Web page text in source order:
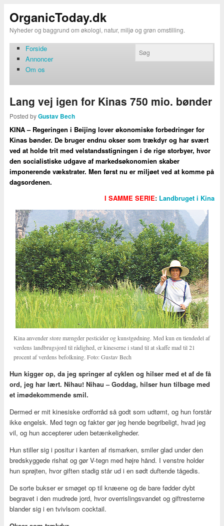
OrganicToday.dk
Nyheder og baggrund om økologi, natur, miljø og grøn omstilling.
Forside
Annoncer
Om os
Lang vej igen for Kinas 750 mio. bønder
Posted byGustav Bech
KINA – Regeringen i Beijing lover økonomiske forbedringer for
Kinas bønder. De bruger endnu okser som trækdyr og har svært
ved at holde trit med velstandsstigningen i de rige storbyer, hvor
den socialistiske udgave af markedsøkonomien skaber
imponerende vækstrater. Men først nu er miljøet ved at komme på
dagsordenen.
I SAMME SERIE: Landbruget i Kina
Kina anvender store mængder pesticider og kunstgødning. Med kun en tiendedel af
verdens landbrugsjord til rådighed, er kineserne i stand til at skaffe mad til 21
procent af verdens befolkning. Foto: Gustav Bech
Hun kigger op, da jeg springer af cyklen og hilser med et af de få
ord, jeg har lært. Nihau! Nihau – Goddag, hilser hun tilbage med
et imødekommende smil.
Dermed er mit kinesiske ordforråd så godt som udtømt, og hun forstår
ikke engelsk. Med tegn og fakter gør jeg hende begribeligt, hvad jeg
vil, og hun accepterer uden betænkeligheder.
Hun stiller sig i positur i kanten af rismarken, smiler glad under den
bredskyggede rishat og gør V-tegn med højre hånd. I venstre holder
hun sprøjten, hvor giften stadig står ud i en sødt duftende tågedis.
De sorte bukser er smøget op til knæene og de bare fødder dybt
begravet i den mudrede jord, hvor overrislingsvandet og giftresterne
blander sig i en tvivlsom cocktail.